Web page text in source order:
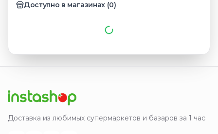
Доступно в магазинах (0)
Доставка из любимых супермаркетов и базаров за 1 час